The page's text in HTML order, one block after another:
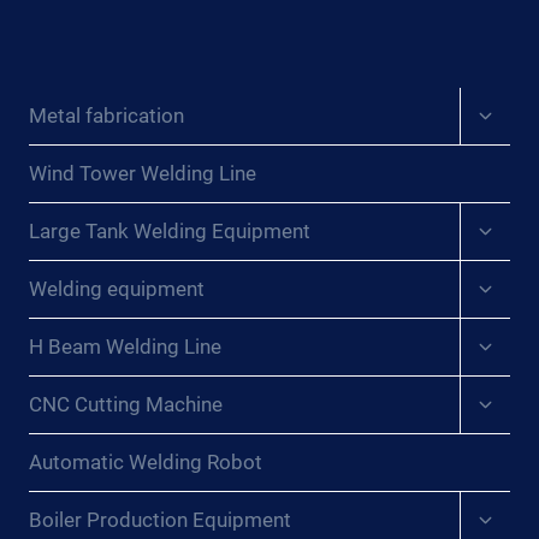
SOPLETE
DE
SOLDADURA{:}
{:DE}OPTIMIERUNG
DER
IE R
INES S
FR}OPTIMISATION DE
SO
RÔ
Metal fabrication
Wind Tower Welding Line
Large Tank Welding Equipment
Welding equipment
H Beam Welding Line
CNC Cutting Machine
Automatic Welding Robot
Boiler Production Equipment